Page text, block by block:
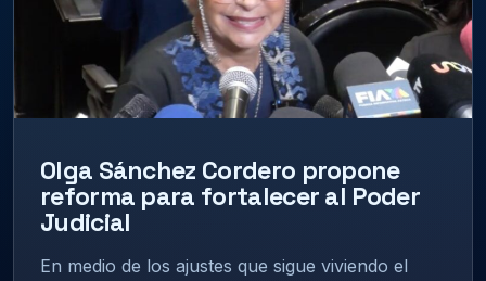
Olga Sánchez Cordero propone
reforma para fortalecer al Poder
Judicial
En medio de los ajustes que sigue viviendo el